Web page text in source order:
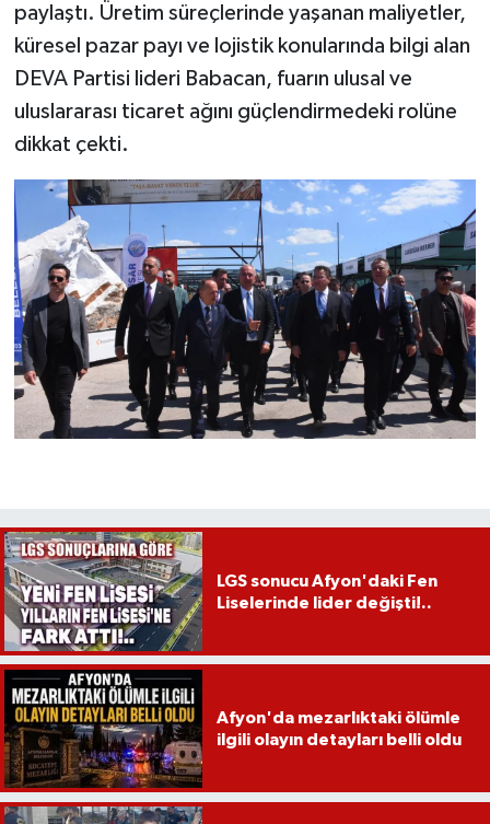
paylaştı. Üretim süreçlerinde yaşanan maliyetler,
küresel pazar payı ve lojistik konularında bilgi alan
DEVA Partisi lideri Babacan, fuarın ulusal ve
uluslararası ticaret ağını güçlendirmedeki rolüne
dikkat çekti.
LGS sonucu Afyon'daki Fen
Liselerinde lider değişti!..
Afyon'da mezarlıktaki ölümle
ilgili olayın detayları belli oldu